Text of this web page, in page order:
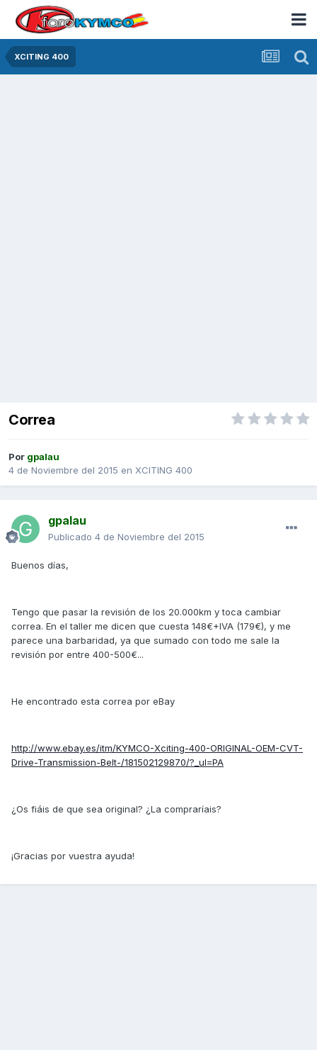
XCITING 400
Correa
Por gpalau
4 de Noviembre del 2015 en XCITING 400
gpalau
Publicado 4 de Noviembre del 2015
Buenos días,
Tengo que pasar la revisión de los 20.000km y toca cambiar
correa. En el taller me dicen que cuesta 148€+IVA (179€), y me
parece una barbaridad, ya que sumado con todo me sale la
revisión por entre 400-500€...
He encontrado esta correa por eBay
http://www.ebay.es/itm/KYMCO-Xciting-400-ORIGINAL-OEM-CVT-
Drive-Transmission-Belt-/181502129870/?_ul=PA
¿Os fiáis de que sea original? ¿La compraríais?
¡Gracias por vuestra ayuda!